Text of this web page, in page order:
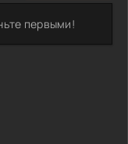
первыми!